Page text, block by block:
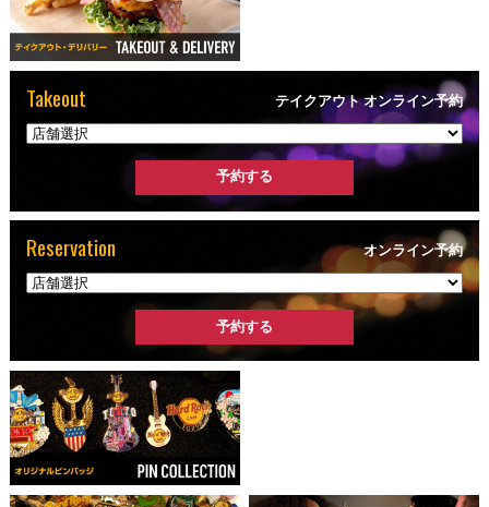
Takeout テイクアウト オンライン予約
Reservation オンライン予約